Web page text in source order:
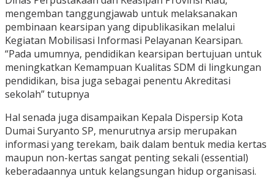
mengemban tanggungjawab untuk melaksanakan
pembinaan kearsipan yang dipublikasikan melalui
Kegiatan Mobilisasi Informasi Pelayanan Kearsipan.
“Pada umumnya, pendidikan kearsipan bertujuan untuk
meningkatkan Kemampuan Kualitas SDM di lingkungan
pendidikan, bisa juga sebagai penentu Akreditasi
sekolah” tutupnya
Hal senada juga disampaikan Kepala Dispersip Kota
Dumai Suryanto SP, menurutnya arsip merupakan
informasi yang terekam, baik dalam bentuk media kertas
maupun non-kertas sangat penting sekali (essential)
keberadaannya untuk kelangsungan hidup organisasi.